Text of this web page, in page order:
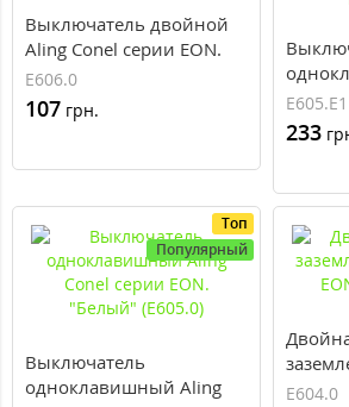
Выключатель двойной
Aling Conel серии EON.
"Белый" (E606.0)
E606.0
107 грн.
Conel
(E605.E1)
E605.E1
233
Топ
Популярный
Выключатель
одноклавишный Aling
EON
E604.0